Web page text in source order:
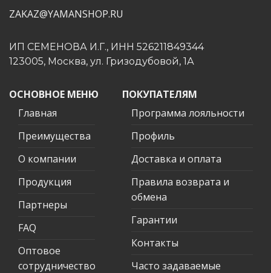
ZAKAZ@YAMANSHOP.RU
ИП СЕМЕНОВА И.Г., ИНН 526211849344
123005, Москва, ул. Гризодубовой, 1А
ОСНОВНОЕ МЕНЮ
Главная
Преимущества
О компании
Продукция
Партнеры
FAQ
Оптовое
сотрудничество
ПОКУПАТЕЛЯМ
Программа лояльности
Профиль
Доставка и оплата
Правила возврата и
обмена
Гарантии
Контакты
Часто задаваемые